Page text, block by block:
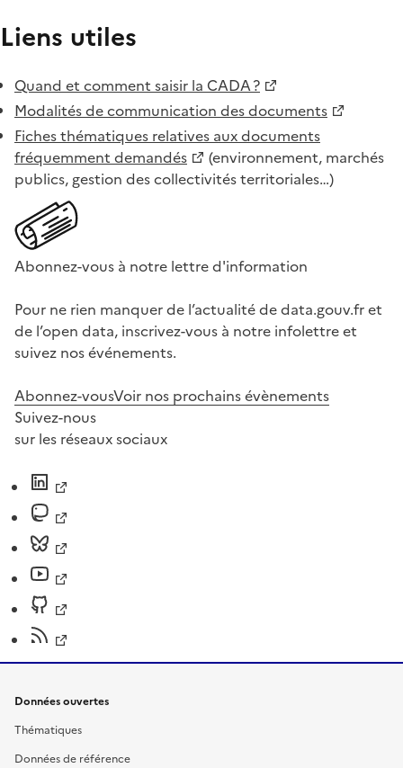
Liens utiles
Quand et comment saisir la CADA ?
Modalités de communication des documents
Fiches thématiques relatives aux documents
fréquemment demandés
(environnement, marchés
publics, gestion des collectivités territoriales…)
Abonnez-vous à notre lettre d'information
Pour ne rien manquer de l’actualité de data.gouv.fr et
de l’open data, inscrivez-vous à notre infolettre et
suivez nos événements.
Abonnez-vousVoir nos prochains évènements
Suivez-nous
sur les réseaux sociaux
Données ouvertes
Thématiques
Données de référence